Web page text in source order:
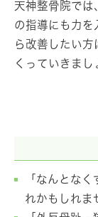
天神整骨院では
の指導にも力を
ら改善したい方
くっていきまし
「なんとな
れかもしれま